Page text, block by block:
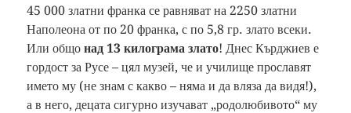
45 000 златни франка се равняват на 2250 златни
Наполеона от по 20 франка, с по 5,8 гр. злато всеки.
Или общо над 13 килограма злато! Днес Кърджиев е
гордост за Русе – цял музей, че и училище прославят
името му (не знам с какво – няма и да вляза да видя!),
а в него, децата сигурно изучават „родолюбивото“ му